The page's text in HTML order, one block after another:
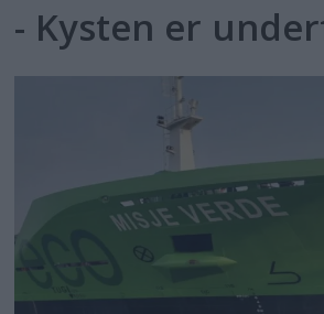
- Kysten er